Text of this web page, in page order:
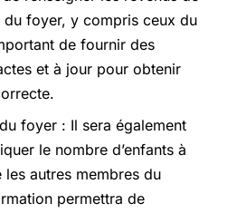
du foyer, y compris ceux du
de fournir des
et à jour pour obtenir
foyer : Il sera également
le nombre d’enfants à
les autres membres du
permettra de